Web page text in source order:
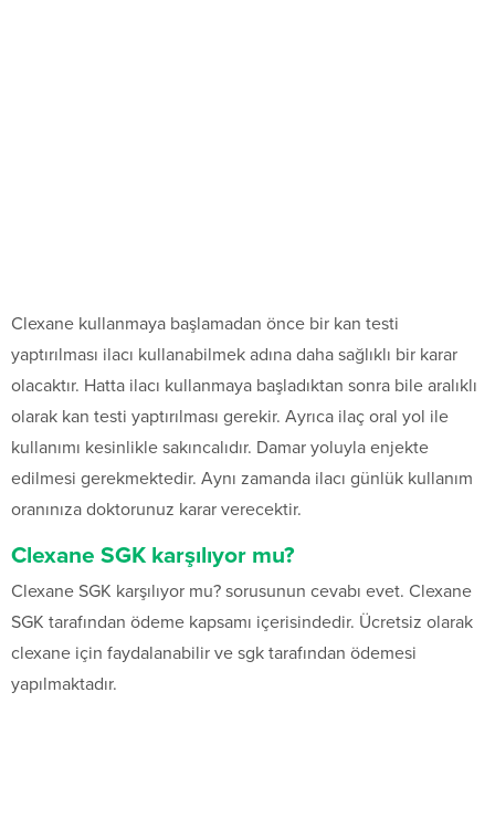
Clexane kullanmaya başlamadan önce bir kan testi
yaptırılması ilacı kullanabilmek adına daha sağlıklı bir karar
olacaktır. Hatta ilacı kullanmaya başladıktan sonra bile aralıklı
olarak kan testi yaptırılması gerekir. Ayrıca ilaç oral yol ile
kullanımı kesinlikle sakıncalıdır. Damar yoluyla enjekte
edilmesi gerekmektedir. Aynı zamanda ilacı günlük kullanım
oranınıza doktorunuz karar verecektir.
Clexane SGK karşılıyor mu?
Clexane SGK karşılıyor mu? sorusunun cevabı evet. Clexane
SGK tarafından ödeme kapsamı içerisindedir. Ücretsiz olarak
clexane için faydalanabilir ve sgk tarafından ödemesi
yapılmaktadır.